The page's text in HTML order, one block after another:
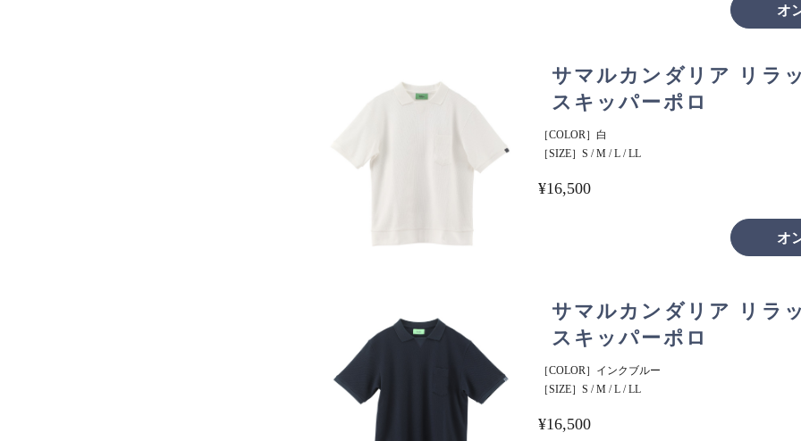
オ
サマルカンダリア リラ
スキッパーポロ
［COLOR］白
［SIZE］S / M / L / LL
¥16,500
オ
サマルカンダリア リラ
スキッパーポロ
［COLOR］インクブルー
［SIZE］S / M / L / LL
¥16,500